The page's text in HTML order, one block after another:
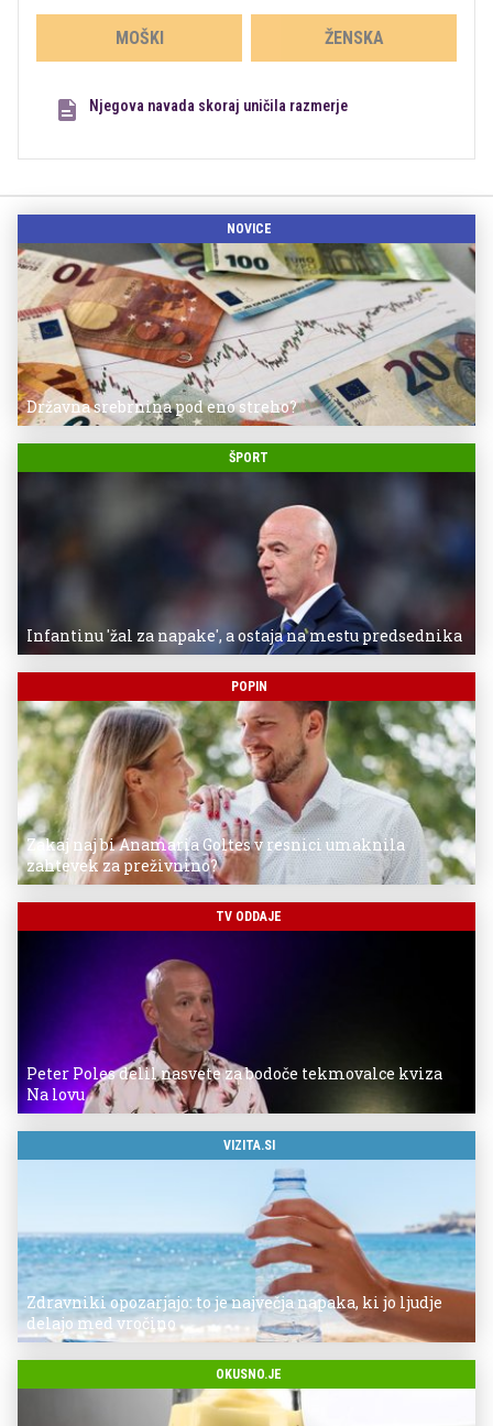
MOŠKI ŽENSKA
Njegova navada skoraj uničila razmerje
NOVICE
Državna srebrnina pod eno streho?
ŠPORT
Infantinu 'žal za napake', a ostaja na mestu predsednika
POPIN
Zakaj naj bi Anamaria Goltes v resnici umaknila
zahtevek za preživnino?
TV ODDAJE
Peter Poles delil nasvete za bodoče tekmovalce kviza
Na lovu
VIZITA.SI
Zdravniki opozarjajo: to je največja napaka, ki jo ljudje
delajo med vročino
OKUSNO.JE